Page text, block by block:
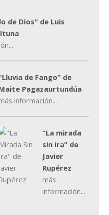
de Dios" de Luis
de Fango” de
Pagazaurtundúa
información...
“La mirada
sin ira” de
Javier
Rupérez
más
información...